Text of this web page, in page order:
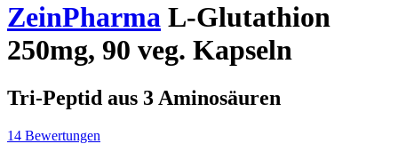
ZeinPharma L-Glutathion
250mg, 90 veg. Kapseln
Tri-Peptid aus 3 Aminosäuren
14 Bewertungen